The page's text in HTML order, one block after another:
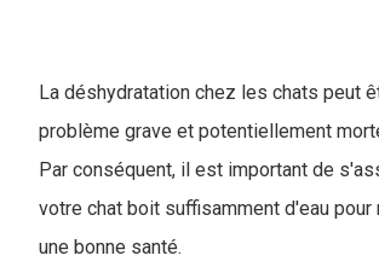
La déshydratation chez les chats peut
problème grave et potentiellement
Par conséquent, il est important de
votre chat boit suffisamment d'eau pour
une bonne santé.